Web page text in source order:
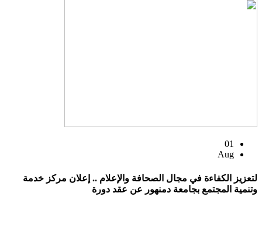
01
Aug
لتعزيز الكفاءة في مجال الصحافة والإعلام .. إعلان مركز خدمة
وتنمية المجتمع بجامعة دمنهور عن عقد دورة